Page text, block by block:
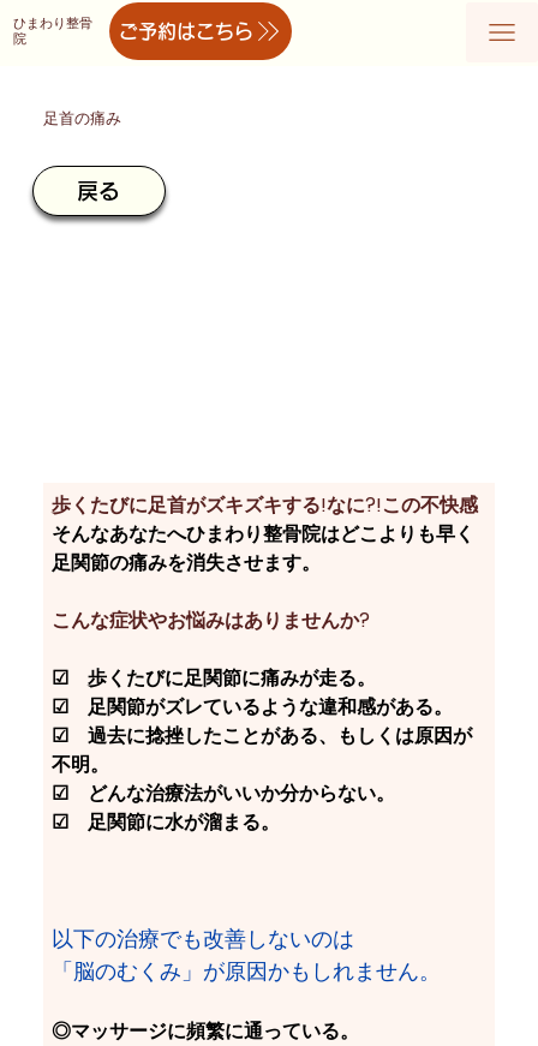
ひまわり整骨
院
ご予約はこちら
足首の痛み
戻る
歩くたびに足首がズキズキする!なに?!この不快感
そんなあなたへひまわり整骨院はどこよりも早く
足関節の痛みを消失させます。
こんな症状やお悩みはありませんか?
☑　歩くたびに足関節に痛みが走る。
☑　足関節がズレているような違和感がある。
☑　過去に捻挫したことがある、もしくは原因が
不明。
☑　どんな治療法がいいか分からない。
☑　足関節に水が溜まる。
以下の治療でも改善しないのは
「脳のむくみ」が原因かもしれません。
◎マッサージに頻繁に通っている。